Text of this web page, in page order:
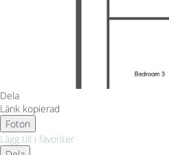
Dela
Länk kopierad
Foton
Lägg till i favoriter